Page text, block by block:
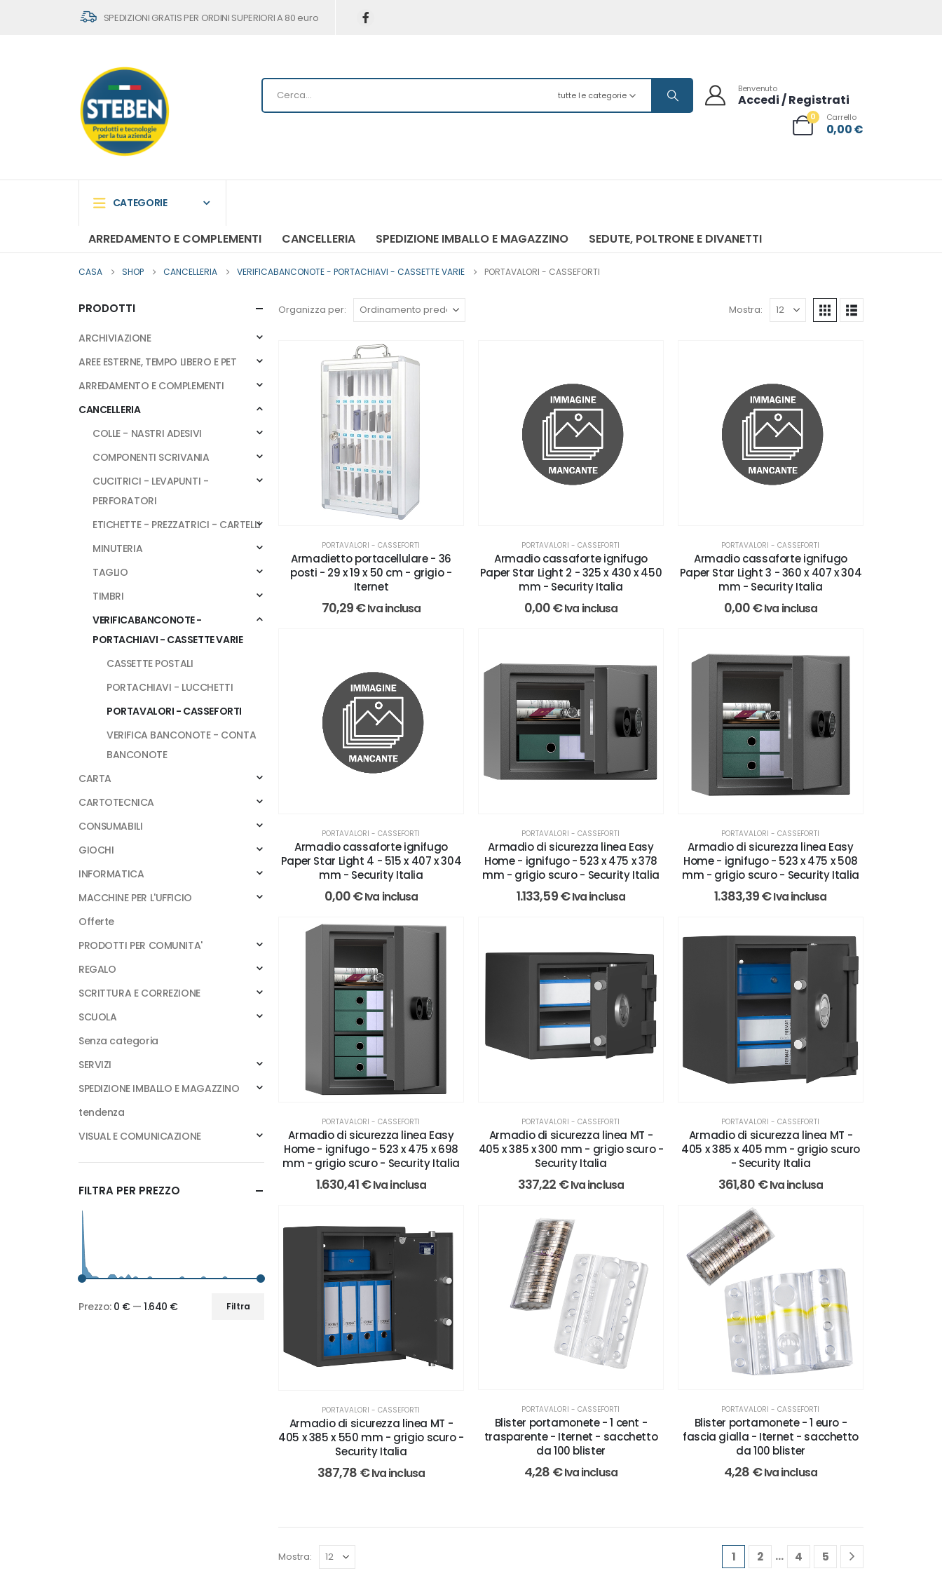
SPEDIZIONI GRATIS PER ORDINI SUPERIORI A 80 euro
tutte le categorie
Benvenuto
Accedi / Registrati
0 Carrello
0,00€
CATEGORIE
ARREDAMENTO E COMPLEMENTI CANCELLERIA SPEDIZIONE IMBALLO E MAGAZZINO SEDUTE, POLTRONE E DIVANETTI
CASA SHOP CANCELLERIA VERIFICABANCONOTE - PORTACHIAVI - CASSETTE VARIE PORTAVALORI - CASSEFORTI
Organizza per: Mostra:
PORTAVALORI - CASSEFORTI
Armadietto portacellulare - 36
posti - 29 x 19 x 50 cm - grigio -
Iternet
70,29€Iva inclusa
PORTAVALORI - CASSEFORTI
Armadio cassaforte ignifugo
Paper Star Light 2 - 325 x 430 x 450
mm - Security Italia
0,00€Iva inclusa
PORTAVALORI - CASSEFORTI
Armadio cassaforte ignifugo
Paper Star Light 3 - 360 x 407 x 304
mm - Security Italia
0,00€Iva inclusa
PORTAVALORI - CASSEFORTI
Armadio cassaforte ignifugo
Paper Star Light 4 - 515 x 407 x 304
mm - Security Italia
0,00€Iva inclusa
PORTAVALORI - CASSEFORTI
Armadio di sicurezza linea Easy
Home - ignifugo - 523 x 475 x 378
mm - grigio scuro - Security Italia
1.133,59€Iva inclusa
PORTAVALORI - CASSEFORTI
Armadio di sicurezza linea Easy
Home - ignifugo - 523 x 475 x 508
mm - grigio scuro - Security Italia
1.383,39€Iva inclusa
PORTAVALORI - CASSEFORTI
Armadio di sicurezza linea Easy
Home - ignifugo - 523 x 475 x 698
mm - grigio scuro - Security Italia
1.630,41€Iva inclusa
PORTAVALORI - CASSEFORTI
Armadio di sicurezza linea MT -
405 x 385 x 300 mm - grigio scuro -
Security Italia
337,22 €Iva inclusa
PORTAVALORI - CASSEFORTI
Armadio di sicurezza linea MT -
405 x 385 x 405 mm - grigio scuro
- Security Italia
361,80 €Iva inclusa
PORTAVALORI - CASSEFORTI
Armadio di sicurezza linea MT -
405 x 385 x 550 mm - grigio scuro -
Security Italia
387,78 €Iva inclusa
PORTAVALORI - CASSEFORTI
Blister portamonete - 1 cent -
trasparente - Iternet - sacchetto
da 100 blister
4,28 €Iva inclusa
PORTAVALORI - CASSEFORTI
Blister portamonete - 1 euro -
fascia gialla - Iternet - sacchetto
da 100 blister
4,28 €Iva inclusa
Mostra: 1 2 … 4 5
PRODOTTI
ARCHIVIAZIONE
AREE ESTERNE, TEMPO LIBERO E PET
ARREDAMENTO E COMPLEMENTI
CANCELLERIA
COLLE - NASTRI ADESIVI
COMPONENTI SCRIVANIA
CUCITRICI - LEVAPUNTI -
PERFORATORI
ETICHETTE - PREZZATRICI - CARTELLI
MINUTERIA
TAGLIO
TIMBRI
VERIFICABANCONOTE -
PORTACHIAVI - CASSETTE VARIE
CASSETTE POSTALI
PORTACHIAVI - LUCCHETTI
PORTAVALORI - CASSEFORTI
VERIFICA BANCONOTE - CONTA
BANCONOTE
CARTA
CARTOTECNICA
CONSUMABILI
GIOCHI
INFORMATICA
MACCHINE PER L'UFFICIO
Offerte
PRODOTTI PER COMUNITA'
REGALO
SCRITTURA E CORREZIONE
SCUOLA
Senza categoria
SERVIZI
SPEDIZIONE IMBALLO E MAGAZZINO
tendenza
VISUAL E COMUNICAZIONE
FILTRA PER PREZZO
Filtra
Prezzo: 0 €—1.640 €